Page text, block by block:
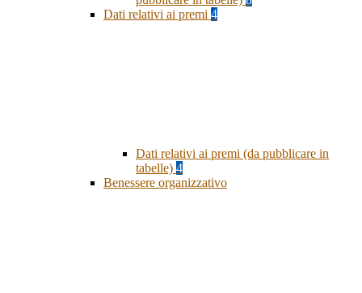
Dati relativi ai premi 4
Dati relativi ai premi (da pubblicare in
tabelle) 4
Benessere organizzativo